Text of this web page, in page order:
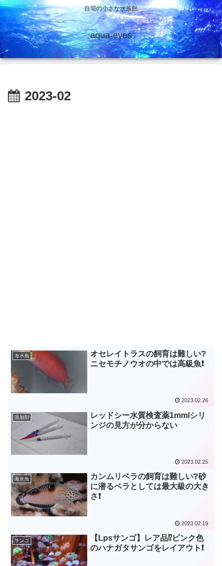
自宅の小さな水族館
aqua-eyes
2023-02
海水魚
オセレイトラスの飼育は難しい❔
ニセモチノウオの中では高級魚❗
2023.02.26
添加剤
レッドシー水質検査薬1mmlシリ
ンジの見方が分からない
2023.02.25
海水魚
カンムリベラの飼育は難しい❔砂
に潜るベラとしては最大級の大き
さ❗
2023.02.19
サンゴ
【Lpsサンゴ】レア品⁉️ピンク色
のハナガタサンゴをレイアウト❗